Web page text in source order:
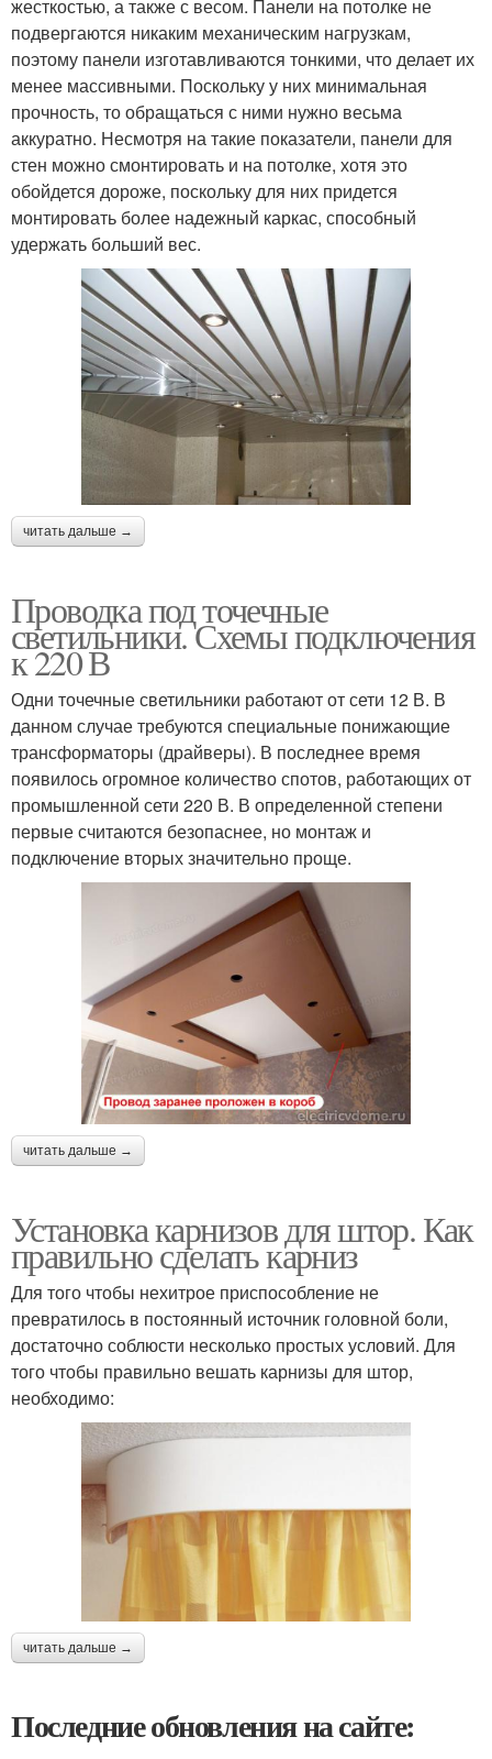
жесткостью, а также с весом. Панели на потолке не
подвергаются никаким механическим нагрузкам,
поэтому панели изготавливаются тонкими, что делает их
менее массивными. Поскольку у них минимальная
прочность, то обращаться с ними нужно весьма
аккуратно. Несмотря на такие показатели, панели для
стен можно смонтировать и на потолке, хотя это
обойдется дороже, поскольку для них придется
монтировать более надежный каркас, способный
удержать больший вес.
читать дальше →
Проводка под точечные
светильники. Схемы подключения
к 220 В
Одни точечные светильники работают от сети 12 В. В
данном случае требуются специальные понижающие
трансформаторы (драйверы). В последнее время
появилось огромное количество спотов, работающих от
промышленной сети 220 В. В определенной степени
первые считаются безопаснее, но монтаж и
подключение вторых значительно проще.
читать дальше →
Установка карнизов для штор. Как
правильно сделать карниз
Для того чтобы нехитрое приспособление не
превратилось в постоянный источник головной боли,
достаточно соблюсти несколько простых условий. Для
того чтобы правильно вешать карнизы для штор,
необходимо:
читать дальше →
Последние обновления на сайте: